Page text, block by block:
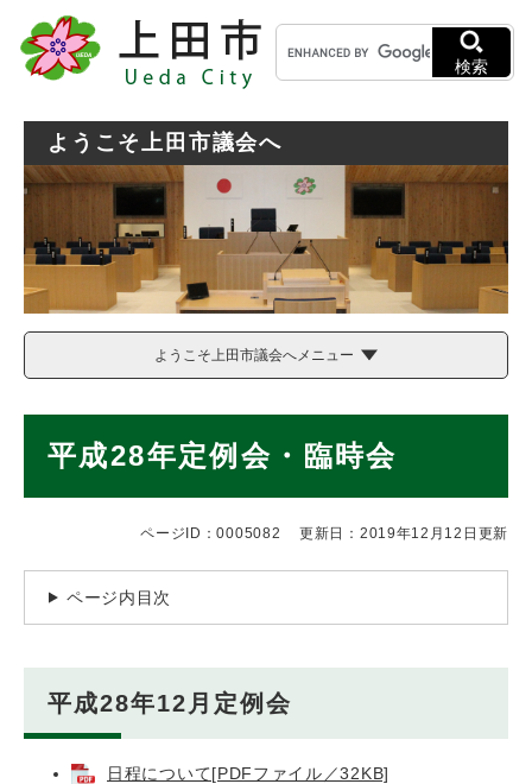
メニューを飛ばして本文へ
キ
ー
ワ
検索
ようこそ上田市議会へ
ようこそ上田市議会へメニュー
平成28年定例会・臨時会
ページID：0005082 更新日：2019年12月12日更新
ページ内目次
平成28年12月定例会
日程について[PDFファイル／32KB]